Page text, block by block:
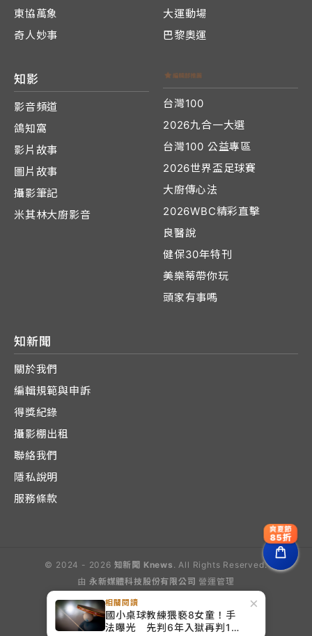
×
相關閱讀
國小桌球教練猥褻8女童！手
法曝光 先判6年入獄再判11
東協萬象
奇人妙事
大運動場
巴黎奧運
知影
影音頻道
鴿知窩
影片故事
圖片故事
攝影筆記
米其林大廚影音
台灣100
2026九合一大選
台灣100 公益專區
2026世界盃足球賽
大廚傳心法
2026WBC精彩直擊
良醫說
健保30年特刊
美樂蒂帶你玩
頭家有事嗎
知新聞
關於我們
編輯規範與申訴
得獎紀錄
攝影棚出租
聯絡我們
隱私說明
服務條款
© 2024 - 2026 知新聞 Knews . All Rights Reserved.
由 永新媒體科技股份有限公司 營運管理
爽夏節
85折